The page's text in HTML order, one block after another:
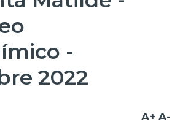
-
2022
A+ A-